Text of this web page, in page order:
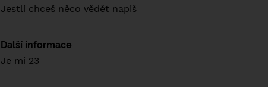
Jestli chceš něco vědět napiš
Další informace
Je mi 23